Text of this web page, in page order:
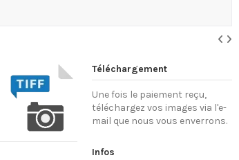
Téléchargement
Une fois le paiement reçu,
téléchargez vos images via l'e-
mail que nous vous enverrons.
Infos